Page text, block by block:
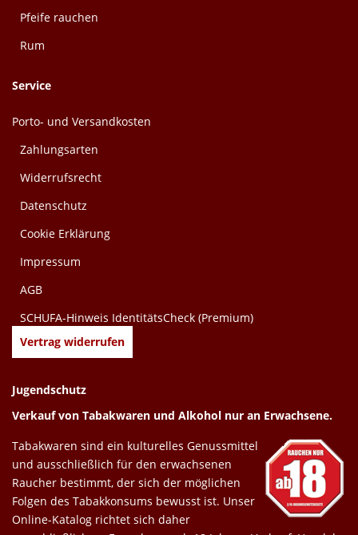
Pfeife rauchen
Rum
Service
Porto- und Versandkosten
Zahlungsarten
Widerrufsrecht
Datenschutz
Cookie Erklärung
Impressum
AGB
SCHUFA-Hinweis IdentitätsCheck (Premium)
Vertrag widerrufen
Jugendschutz
Verkauf von Tabakwaren und Alkohol nur an Erwachsene.
Tabakwaren sind ein kulturelles Genussmittel
und ausschließlich für den erwachsenen
Raucher bestimmt, der sich der möglichen
Folgen des Tabakkonsums bewusst ist. Unser
Online-Katalog richtet sich daher